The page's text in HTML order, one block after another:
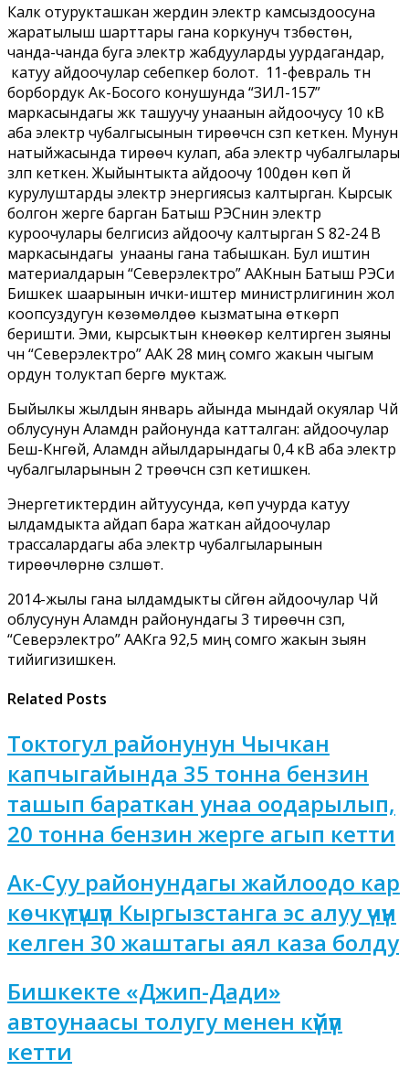
Калк отурукташкан жердин электр камсыздоосуна
жаратылыш шарттары гана коркунуч түзбөстөн,
чанда-чанда буга электр жабдууларды уурдагандар,
катуу айдоочулар себепкер болот. 11-февраль түнү
борбордук Ак-Босого конушунда “ЗИЛ-157”
маркасындагы жүк ташуучу унаанын айдоочусу 10 кВ
аба электр чубалгысынын тирөөчүсүн сүзүп кеткен. Мунун
натыйжасында тирөөчү кулап, аба электр чубалгылары
үзүлүп кеткен. Жыйынтыкта айдоочу 100дөн көп үй
курулуштарды электр энергиясыз калтырган. Кырсык
болгон жерге барган Батыш РЭСнин электр
куроочулары белгисиз айдоочу калтырган S 82-24 B
маркасындагы унааны гана табышкан. Бул иштин
материалдарын “Северэлектро” ААКнын Батыш РЭСи
Бишкек шаарынын ички-иштер министрлигинин жол
коопсуздугун көзөмөлдөө кызматына өткөрүп
беришти. Эми, кырсыктын күнөөкөрү келтирген зыяны
үчүн “Северэлектро” ААК 28 миң сомго жакын чыгым
ордун толуктап берүүгө муктаж.
Быйылкы жылдын январь айында мындай окуялар Чүй
облусунун Аламүдүн районунда катталган: айдоочулар
Беш-Күнгөй, Аламүдүн айылдарындагы 0,4 кВ аба электр
чубалгыларынын 2 түрөөчүсүн сүзүп кетишкен.
Энергетиктердин айтуусунда, көп учурда катуу
ылдамдыкта айдап бара жаткан айдоочулар
трассалардагы аба электр чубалгыларынын
тирөөчүлөрүнө сүзүлүшөт.
2014-жылы гана ылдамдыкты сүйгөн айдоочулар Чүй
облусунун Аламүдүн районундагы 3 тирөөчүнү сүзүп,
“Северэлектро” ААКга 92,5 миң сомго жакын зыян
тийигизишкен.
Related Posts
Токтогул районунун Чычкан
капчыгайында 35 тонна бензин
ташып бараткан унаа оодарылып,
20 тонна бензин жерге агып кетти
Ак-Суу районундагы жайлоодо кар
көчкү түшүп Кыргызстанга эс алуу үчүн
келген 30 жаштагы аял каза болду
Бишкекте «Джип-Дади»
автоунаасы толугу менен күйүп
кетти